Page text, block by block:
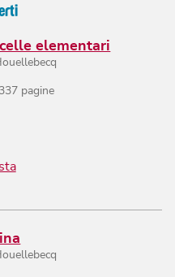
elementari
337 pagine